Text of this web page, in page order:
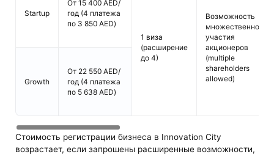
Startup
От 15 400 AED/
год (4 платежа
по 3 850 AED)
1 виза
(расширение
до 4)
Возможность
множественного
участия
акционеров
(multiple
shareholders
allowed)
Growth
От 22 550 AED/
год (4 платежа
по 5 638 AED)
Стоимость регистрации бизнеса в Innovation City
возрастает, если запрошены расширенные возможности,